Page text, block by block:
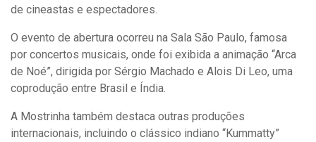
de cineastas e espectadores.
O evento de abertura ocorreu na Sala São Paulo, famosa
por concertos musicais, onde foi exibida a animação “Arca
de Noé”, dirigida por Sérgio Machado e Alois Di Leo, uma
coprodução entre Brasil e Índia.
A Mostrinha também destaca outras produções
internacionais, incluindo o clássico indiano “Kummatty”